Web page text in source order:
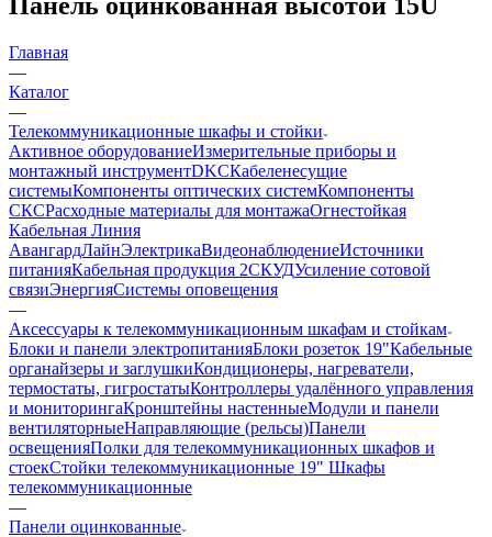
Главная
—
Каталог
—
Телекоммуникационные шкафы и стойки
Активное оборудованиеИзмерительные приборы и
монтажный инструментDKCКабеленесущие
системыКомпоненты оптических системКомпоненты
СКСРасходные материалы для монтажаОгнестойкая
Кабельная Линия
АвангардЛайнЭлектрикаВидеонаблюдениеИсточники
питанияКабельная продукция 2СКУДУсиление сотовой
связиЭнергияСистемы оповещения
—
Аксессуары к телекоммуникационным шкафам и стойкам
Блоки и панели электропитанияБлоки розеток 19"Кабельные
органайзеры и заглушкиКондиционеры, нагреватели,
термостаты, гигростатыКонтроллеры удалённого управления
и мониторингаКронштейны настенныеМодули и панели
вентиляторныеНаправляющие (рельсы)Панели
освещенияПолки для телекоммуникационных шкафов и
стоекСтойки телекоммуникационные 19" Шкафы
телекоммуникационные
—
Панели оцинкованные